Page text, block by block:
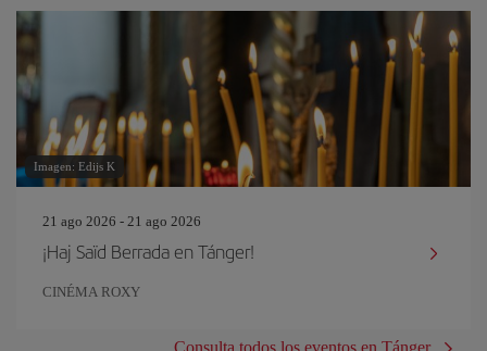
Imagen: Edijs K
21 ago 2026 - 21 ago 2026
¡Haj Saïd Berrada en Tánger!
CINÉMA ROXY
Consulta todos los eventos en Tánger